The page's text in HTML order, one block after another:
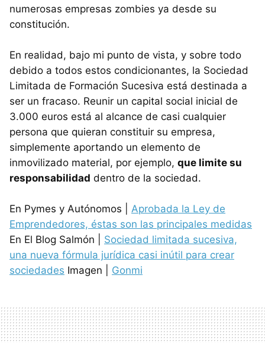
numerosas empresas zombies ya desde su
constitución.
En realidad, bajo mi punto de vista, y sobre todo
debido a todos estos condicionantes, la Sociedad
Limitada de Formación Sucesiva está destinada a
ser un fracaso. Reunir un capital social inicial de
3.000 euros está al alcance de casi cualquier
persona que quieran constituir su empresa,
simplemente aportando un elemento de
inmovilizado material, por ejemplo, que limite su
responsabilidad dentro de la sociedad.
En Pymes y Autónomos | Aprobada la Ley de
Emprendedores, éstas son las principales medidas
En El Blog Salmón | Sociedad limitada sucesiva,
una nueva fórmula jurídica casi inútil para crear
sociedades Imagen | Gonmi